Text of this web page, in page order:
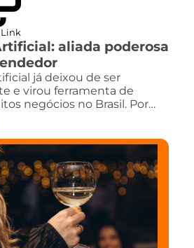
aliada poderosa
já deixou de ser
e virou ferramenta de
negócios no Brasil. Por…